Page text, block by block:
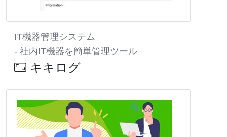
IT機器管理システム
- 社内IT機器を簡単管理ツール
キキログ